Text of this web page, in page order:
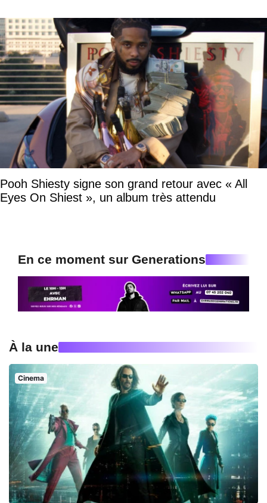
Pooh Shiesty signe son grand retour avec « All
Eyes On Shiest », un album très attendu
En ce moment sur Generations
À la une
Cinema